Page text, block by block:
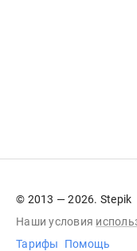
© 2013 — 2026. Stepik
Наши условия
Тарифы
Помощь